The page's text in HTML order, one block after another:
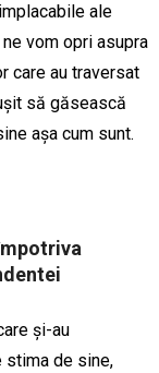
ale
vom opri asupra
care au traversat
să găsească
așa cum sunt.
și-au
stima de sine,